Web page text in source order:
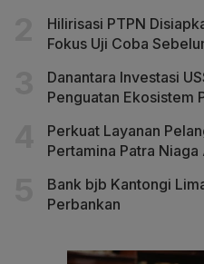
Hilirisasi PTPN
Fokus Uji Coba
Danantara Investasi
Penguatan Ekosistem
Perkuat Layanan
Pertamina Patra
Bank bjb Kantongi
Perbankan